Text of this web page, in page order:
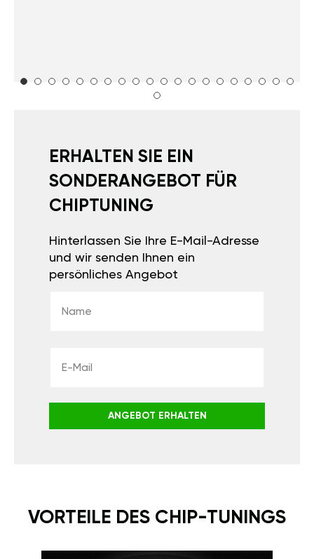
ERHALTEN SIE EIN
SONDERANGEBOT FÜR
CHIPTUNING
Hinterlassen Sie Ihre E-Mail-Adresse
und wir senden Ihnen ein
persönliches Angebot
ANGEBOT ERHALTEN
VORTEILE DES CHIP-TUNINGS